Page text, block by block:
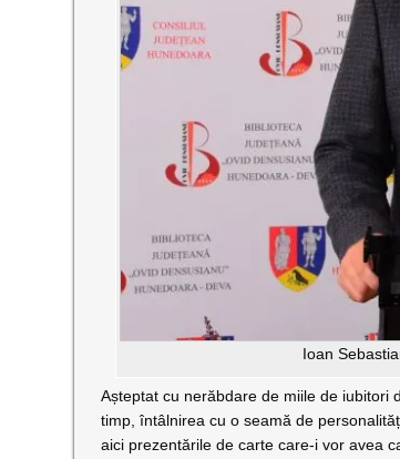
Ioan
Așteptat cu nerăbdare de miile de iubitori
timp, întâlnirea cu o seamă de
aici prezentările de carte care-i vor avea